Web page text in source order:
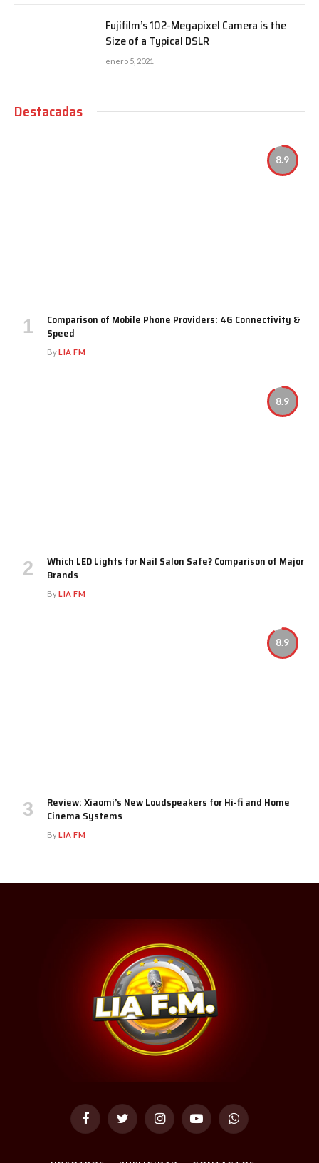
Fujifilm’s 102-Megapixel Camera is the
Size of a Typical DSLR
enero 5, 2021
Destacadas
8.9
Comparison of Mobile Phone Providers: 4G Connectivity &
Speed
ByLIA FM
8.9
Which LED Lights for Nail Salon Safe? Comparison of Major
Brands
ByLIA FM
8.9
Review: Xiaomi’s New Loudspeakers for Hi-fi and Home
Cinema Systems
ByLIA FM
FacebookTwitter InstagramYouTubeWhatsApp